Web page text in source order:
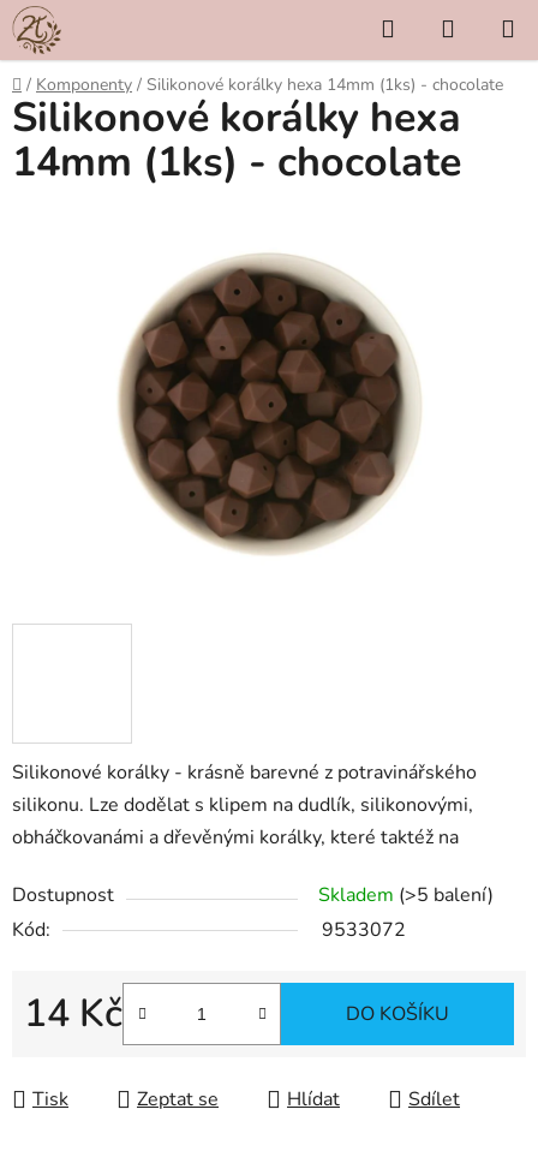
Přejít
na
obsah
Hledat
KOŠÍK
Domů
/ Komponenty / Silikonové korálky hexa 14mm (1ks) - chocolate
Silikonové korálky - krásně barevné z potravinářského
silikonu. Lze dodělat s klipem na dudlík, silikonovými,
obháčkovanámi a dřevěnými korálky, které taktéž na
Dostupnost Skladem (>5 balení)
Kód:
9533072
14 Kč
Měrná cena:
DO KOŠÍKU
Tisk Zeptat se Hlídat Sdílet
Silikonové korálky hexa
14mm (1ks) - chocolate